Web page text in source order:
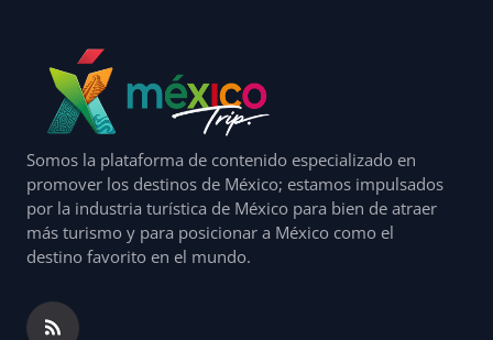
Somos la plataforma de contenido especializado en
promover los destinos de México; estamos impulsados
por la industria turística de México para bien de atraer
más turismo y para posicionar a México como el
destino favorito en el mundo.